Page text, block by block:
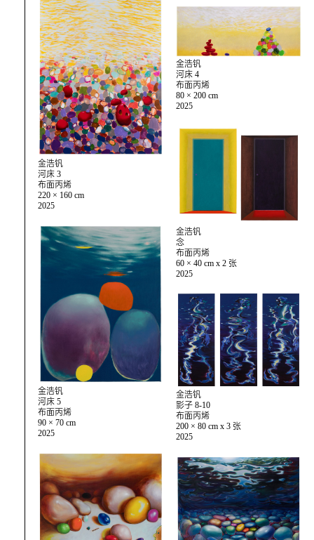
金浩钒
河床 4
布面丙烯
80 × 200 cm
2025
金浩钒
河床 3
布面丙烯
220 × 160 cm
2025
金浩钒
念
布面丙烯
60 × 40 cm x 2 张
2025
金浩钒
河床 5
布面丙烯
90 × 70 cm
2025
金浩钒
影子 8-10
布面丙烯
200 × 80 cm x 3 张
2025